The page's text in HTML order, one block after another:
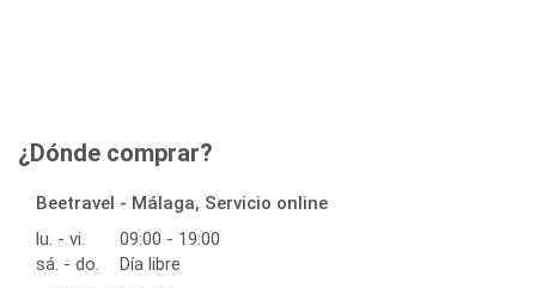
¿Dónde comprar?
Beetravel - Málaga, Servicio online
lu. - vi.
09:00 - 19:00
sá. - do.
Día libre